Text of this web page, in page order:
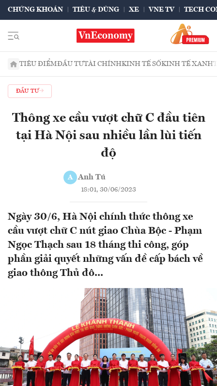
CHỨNG KHOÁN TIÊU & DÙNG XE VNE TV TECH
TIÊU ĐIỂMĐẦU TƯTÀI CHÍNHKINH TẾ SỐKINH TẾ XANH
ĐẦU TƯ
Thông xe cầu vượt chữ C đầu tiên
tại Hà Nội sau nhiều lần lùi tiến
độ
A Anh Tú
18:01, 30/06/2023
Ngày 30/6, Hà Nội chính thức thông xe
cầu vượt chữ C nút giao Chùa Bộc - Phạm
Ngọc Thạch sau 18 tháng thi công, góp
phần giải quyết những vấn đề cấp bách về
giao thông Thủ đô...